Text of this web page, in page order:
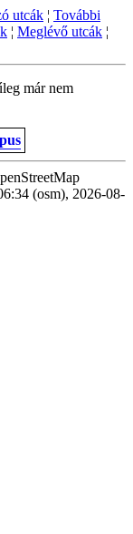
utcák ¦ További
¦ Meglévő utcák ¦
már nem
(osm), 2026-08-